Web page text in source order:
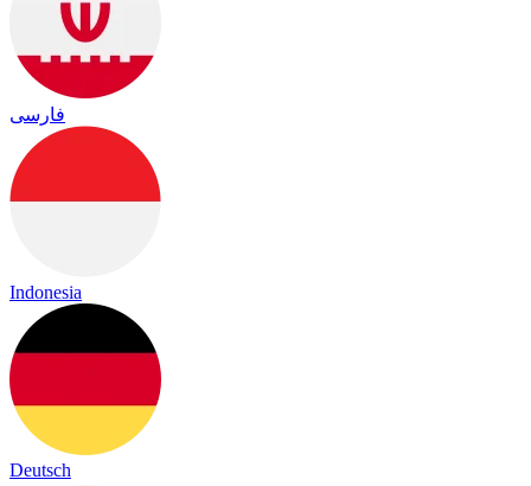
فارسی
Indonesia
Deutsch